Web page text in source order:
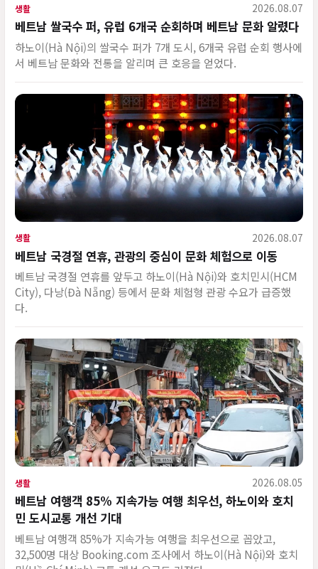
생활 2026.08.07
베트남 쌀국수 퍼, 유럽 6개국 순회하며 베트남 문화 알렸다
하노이(Hà Nội)의 쌀국수 퍼가 7개 도시, 6개국 유럽 순회 행사에
서 베트남 문화와 전통을 알리며 큰 호응을 얻었다.
생활 2026.08.07
베트남 국경절 연휴, 관광의 중심이 문화 체험으로 이동
베트남 국경절 연휴를 앞두고 하노이(Hà Nội)와 호치민시(HCM
City), 다낭(Đà Nẵng) 등에서 문화 체험형 관광 수요가 급증했
다.
생활 2026.08.05
베트남 여행객 85% 지속가능 여행 최우선, 하노이와 호치
민 도시교통 개선 기대
베트남 여행객 85%가 지속가능 여행을 최우선으로 꼽았고,
32,500명 대상 Booking.com 조사에서 하노이(Hà Nội)와 호치